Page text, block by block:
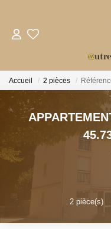
Accueil 2 pièces
2pièce(s)